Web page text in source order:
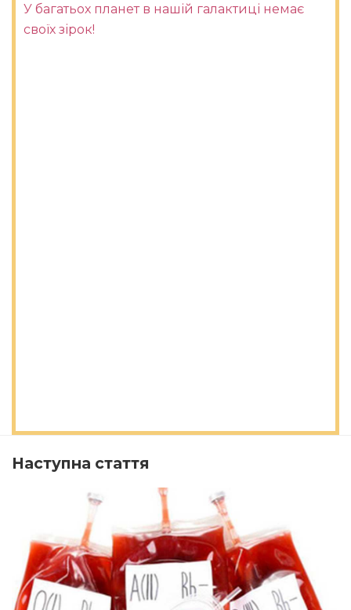
У багатьох планет в нашій галактиці немає
своїх зірок!
Наступна стаття